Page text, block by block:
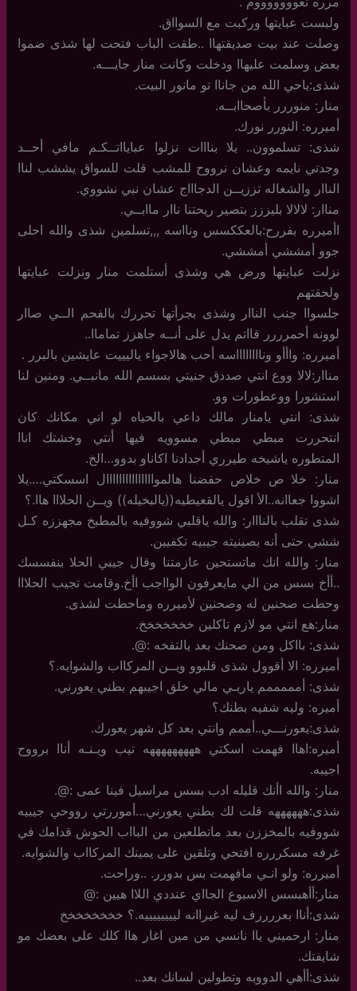
ولبست عبايتها وركبت مع السوااق.
وصلت عند بيت صديقتهاا ..طقت الباب فتحت لها شذى ضموا
بعض وسلمت عليهاا ودخلت وكانت منار جايـــه.
شذى:ياحي الله من جاناا تو مانور البيت.
منار: منوررر بأصحاابــه.
أميرره: النورر نورك.
شذى: تسلموون.. يلا بنااات نزلوا عبايااتــكـم مافي أحــد
وجدتي نايمه وعشان نرووح للمشب قلت للسواق يششب لناا
الناار والشغاله تززيــن الدجاااج عشان نبي نشووي.
مناار: لالالا بليززز بتصير ريحتنا ناار ماابــي.
اأميرره بفررح:بالعككسس ونااسه ,,,تسلمين شذى والله احلى
جوو أمششي أمششي.
نزلت عبايتها ورض هي وشذى أستلمت منار ونزلت عبايتها
ولحقتهم
جلسواا جنب الناار وشذى بجرأتها تحررك بالفحم الــي صاار
لوونه أحمرررر قااتم يدل على أنــه جاهزز تماماا..
أميرره: واأأو ونااااااااسه أحب هالاجواء ياليييت عايشين بالبرر .
مناار:لالا ووع انتي صددق جنيتي بسسم الله مانبــي. ومنين لنا
استشورا ووعطورات وو.
شذى: انتي يامنار مالك داعي بالحياه لو اني مكانك كان
انتحررت مبطي مبطي مسوويه فيها أنتي وخشتك اناا
المتطوره ياشيخه طيرري أجدادنا اكاناو بدوو…الخ.
منار: خلا ص خلاص حفضنا هالموااااااااااااااال اسسكتي….يلا
اشووا جعاانه..الأ اقول يالقعيطيه((يالبخيله)) ويــن الحلااا هاا.؟
شذى تقلب بالنااار: والله ياقلبي شووفيه بالمطبخ مجهززه كـل
ششي حتى أنه بصينيته جيبيه تكفيين.
منار: والله انك ماتستحين عازمتنا وقال جيبي الحلا بنفسسك
..أأخ بسس من الي مايعرفون الوااجب اأخ.وقامت تجيب الحلااا
وحطت صحنين له وصحنين لأميرره وماحطت لشذى.
منار:هع انتي مو لازم تاكلين خخخخخخخ.
شذى: بااكل ومن صحنك بعد يالتفخه :@.
أميرره: الا أقوول شذى قلبوو ويــن المركااب والشوايه.؟
شذى: أمممممم ياربـي مالي خلق اجيبهم بطني يعورني.
أميره: وليه شفيه بطنك؟
شذى:يعورنـــي..أممم وانتي بعد كل شهر يعورك.
أميره:اهاا فهمت اسكتي هههههههههه تيب ويـنـه أناا برووح
اجيبه.
منار: والله اأنك قليله ادب بسس مراسيل فينا عمى :@.
شذى:ههههههه قلت لك بطني يعورني…أموررتي رووحي جيبيه
شووفيه بالمخززن بعد ماتطلعين من البااب الحوش قدامك في
غرفه مسكررره افتحي وتلقين على يمينك المركااب والشوايه.
أميرره: ولو انـي مافهمت بس بدورر. ..وراحت.
منار:أأهبسس الاسبوع الجااي عنددي اللاا هيين :@
شذى:أناا بعررررف ليه غيراانه لييييييييه.؟ خخخخخخخخ
منار: ارحميني ياا نانسي من مين اغار هاا كلك على بعضك مو
شايفتك.
شذى:أأهي الدووبه وتطولين لسانك بعد..